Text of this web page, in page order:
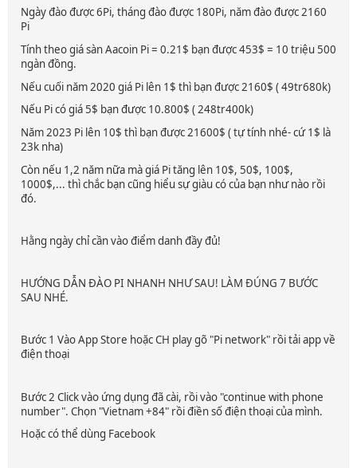
Ngày đào được 6Pi, tháng đào được 180Pi, năm đào được 2160
Pi
Tính theo giá sàn Aacoin Pi = 0.21$ bạn được 453$ = 10 triệu 500
ngàn đồng.
Nếu cuối năm 2020 giá Pi lên 1$ thì bạn được 2160$ ( 49tr680k)
Nếu Pi có giá 5$ bạn được 10.800$ ( 248tr400k)
Năm 2023 Pi lên 10$ thì bạn được 21600$ ( tự tính nhé- cứ 1$ là
23k nha)
Còn nếu 1,2 năm nữa mà giá Pi tăng lên 10$, 50$, 100$,
1000$,... thì chắc bạn cũng hiểu sự giàu có của bạn như nào rồi
đó.
Hằng ngày chỉ cần vào điểm danh đầy đủ!
HƯỚNG DẪN ĐÀO PI NHANH NHƯ SAU! LÀM ĐÚNG 7 BƯỚC
SAU NHÉ.
Bước 1 Vào App Store hoặc CH play gõ "Pi network" rồi tải app về
điện thoại
Bước 2 Click vào ứng dụng đã cài, rồi vào "continue with phone
number". Chọn "Vietnam +84" rồi điền số điện thoại của mình.
Hoặc có thể dùng Facebook